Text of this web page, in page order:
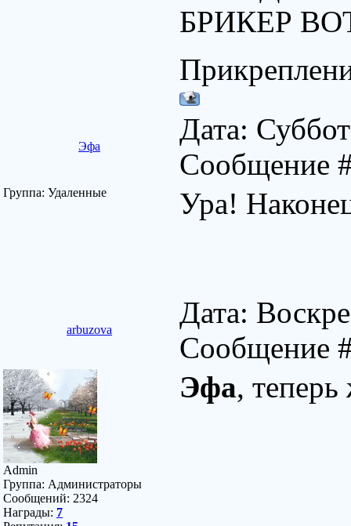
БРИКЕР
Эфа
Дата:
Сообщение
Группа: Удаленные Ура!
arbuzova
Дата:
Сообщение
Admin
Группа: Администраторы
Сообщений: 2324
Награды: 7
Эфа,